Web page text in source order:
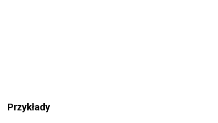
ubezpieczenie zdrowotne oraz zaliczkę na